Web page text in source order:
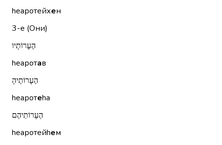
hеаротейхен
3-е (Они)
הֶעָרוֹתָיו
hеаротав
הֶעָרוֹתֶיהָ
hеаротеhа
הֶעָרוֹתֵיהֶם
hеаротейhем